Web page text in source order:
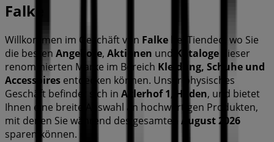
Falke
Willkommen im Geschäft von Falke bei Tiendeo, wo Sie
die besten Angebote, Aktionen und Kataloge dieser
renommierten Marke im Bereich Kleidung, Schuhe und
Accessoires entdecken können. Unser physisches
Geschäft befindet sich in Axlerhof 1, Hilden, und bietet
Ihnen eine breite Auswahl an hochwertigen Produkten,
mit denen Sie während des gesamten August 2026
sparen können.